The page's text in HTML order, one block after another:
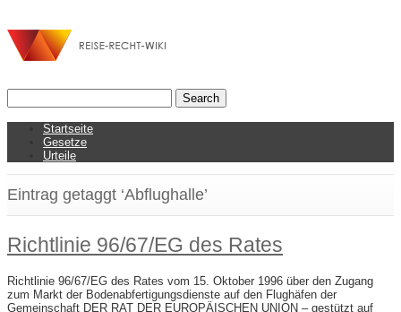
Startseite
Gesetze
Urteile
Eintrag getaggt ‘Abflughalle’
Richtlinie 96/67/EG des Rates
Richtlinie 96/67/EG des Rates vom 15. Oktober 1996 über den Zugang
zum Markt der Bodenabfertigungsdienste auf den Flughäfen der
Gemeinschaft DER RAT DER EUROPÄISCHEN UNION – gestützt auf